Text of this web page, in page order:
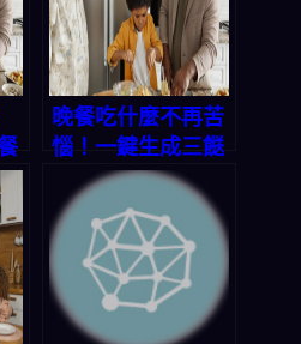
晚餐吃什麼不再苦
惱！一鍵生成三餸
一湯，讓你天天輕
鬆上菜